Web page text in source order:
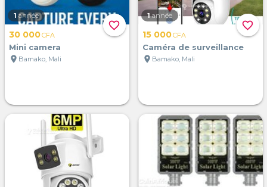
favorite_border
1 année
30 000CFA
Mini camera
location_on Bamako, Mali
favorite_border
1 année
15 000CFA
Caméra de surveillance
location_on Bamako, Mali